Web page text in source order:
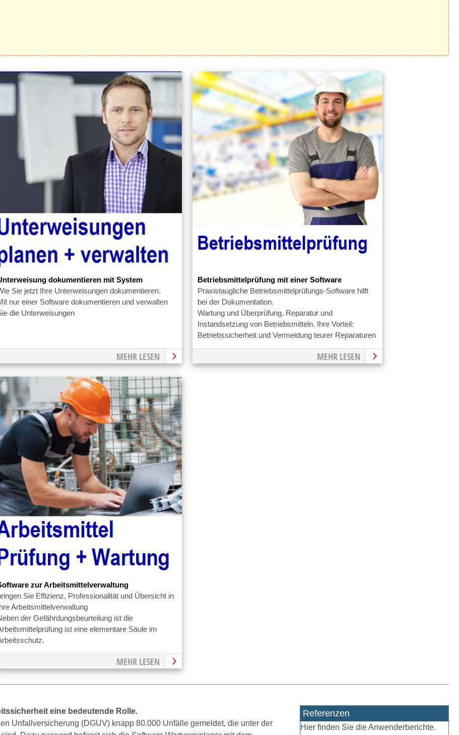
dokumentieren mit System
Sie jetzt Ihre Unterweisungen dokumentieren.
nur einer Software dokumentieren und verwalten
die Unterweisungen
MEHR LESEN
Betriebsmittelprüfung mit einer Software
Praxistaugliche Betriebsmittelprüfungs-Software hilft
bei der Dokumentation.
Wartung und Überprüfung, Reparatur und
Instandsetzung von Betriebsmitteln. Ihre Vorteil:
Betriebssicherheit und Vermeidung teurer Reparaturen
MEHR LESEN
zur Arbeitsmittelverwaltung
Sie Effizienz, Professionalität und Übersicht in
Ihre Arbeitsmittelverwaltung
der Gefährdungsbeurteilung ist die
ist eine elementare Säule im
MEHR LESEN
eine bedeutende Rolle.
Unfallversicherung (DGUV) knapp 80.000 Unfälle gemeldet, die unter der
Referenzen
Hier finden Sie die Anwenderberichte.